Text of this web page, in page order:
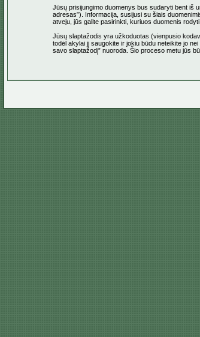
Jūsų prisijungimo duomenys bus sudaryti bent iš
adresas”). Informacija, susijusi su šiais
atveju, jūs galite pasirinkti, kuriuos duomenis
Jūsų slaptažodis yra užkoduotas (vienpusio
todėl akylai jį saugokite ir jokiu būdu neteikite jo
savo slaptažodį” nuoroda. Šio proceso metu jūs